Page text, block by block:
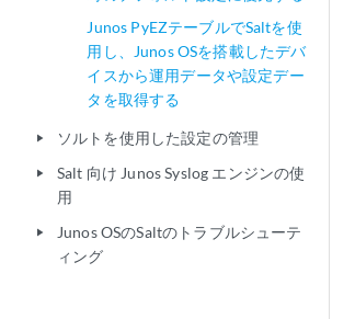
Junos PyEZテーブルでSaltを使
用し、Junos OSを搭載したデバ
イスから運用データや設定デー
タを取得する
play_arrow ソルトを使用した設定の管理
play_arrow
Salt 向け Junos Syslog エンジンの使
用
play_arrow
Junos OSのSaltのトラブルシューテ
ィング